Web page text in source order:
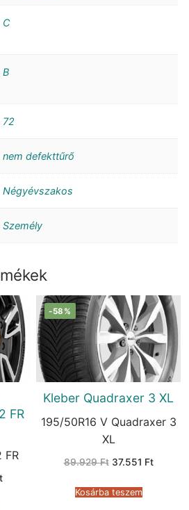
C
B
72
nem defekttűrő
Négyévszakos
Személy
FR
FR
Current
-58%
Kleber Quadraxer 3 XL
195/50R16 V Quadraxer 3
XL
89.929Ft Original
89.929 Ft.
37.551 FtCurrent
Kosárba teszem